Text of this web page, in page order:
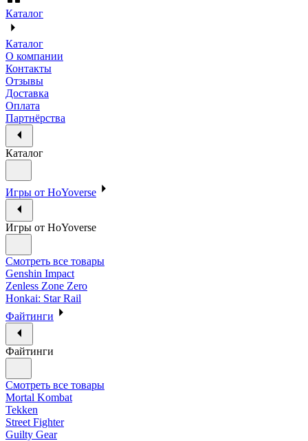
Каталог
Каталог
О компании
Контакты
Отзывы
Доставка
Оплата
Партнёрства
Каталог
Игры от HoYoverse
Игры от HoYoverse
Смотреть все товары
Genshin Impact
Zenless Zone Zero
Honkai: Star Rail
Файтинги
Файтинги
Смотреть все товары
Mortal Kombat
Tekken
Street Fighter
Guilty Gear